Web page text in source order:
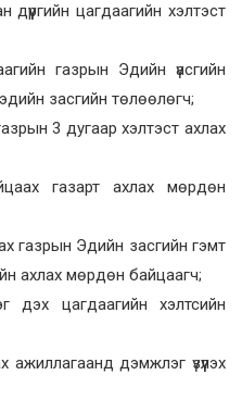
цагдаагийн хэлтэст
газрын Эдийн үасгийн
засгийн төлөөлөгч;
3 дугаар хэлтэст ахлах
газарт ахлах мөрдөн
газрын Эдийн засгийн гэмт
ахлах мөрдөн байцаагч;
дэх цагдаагийн хэлтсийн
дэмжлэг үзүүлэх